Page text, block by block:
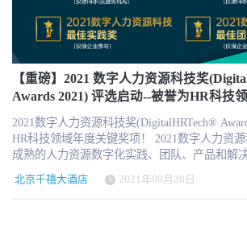
科技最佳解决方案。 · 对于企业决策者、参会HR嘉宾 可以看到最新
科技趋势，体验和了解最新的HR科技产品服
决策最佳机会，学习丰富的专业最佳实践（HR
票）。 · 对于HR科技服务机构 可以获得最佳的机会展示，呈现，推
广，获取客户，赢得市场，树立专业高端品牌
名额有限，马上参与其中吧 作为优秀HR的你为什么不能错过？ 获
法 从知名专家和企业中学习，强大自己 体验新的产品和技术，时刻
警惕市场动态 与同行交流互动，加入HRTech互动圈子 获得2022最新
版本HR科技云图珍藏 更多收益，怎么能错过？ 论坛日程及嘉宾即
将揭晓，随时关注我们微信公众号：HRTechChina HRTechXPO超
【重磅】2021 数字人力资源科技奖
Awards 2021) 评选启动--被誉为HR科技
项！
2021数字人力资源科技奖(DigitalHRTech®
HR科技领域年度关键奖项！ 2021数字人力资
成熟的人力资源数字化实践、团队、产品和解
以及诸多的不确定性都极大促进整个社会的数
个过程中，各方面的角色都显得异常重要，是
北京千禧大酒店 2021年08月28日